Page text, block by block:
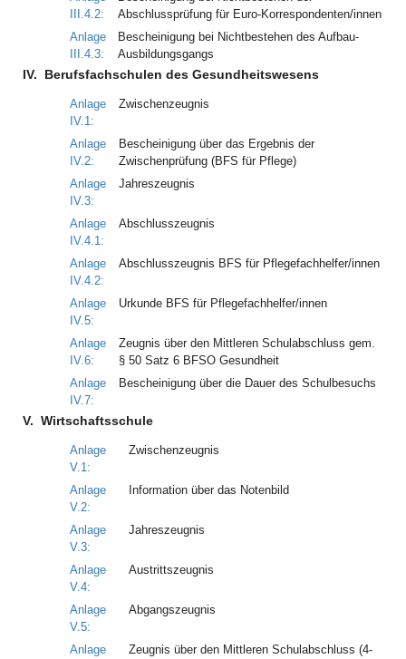
III.4.2:
Abschlussprüfung für Euro-Korrespondenten/innen
Anlage
III.4.3:
Bescheinigung bei Nichtbestehen des Aufbau-
Ausbildungsgangs
IV. Berufsfachschulen des Gesundheitswesens
Anlage
IV.1:
Zwischenzeugnis
Anlage
IV.2:
Bescheinigung über das Ergebnis der
Zwischenprüfung (BFS für Pflege)
Anlage
IV.3:
Jahreszeugnis
Anlage
IV.4.1:
Abschlusszeugnis
Anlage
IV.4.2:
Abschlusszeugnis BFS für Pflegefachhelfer/innen
Anlage
IV.5:
Urkunde BFS für Pflegefachhelfer/innen
Anlage
IV.6:
Zeugnis über den Mittleren Schulabschluss gem.
§ 50 Satz 6 BFSO Gesundheit
Anlage
IV.7:
Bescheinigung über die Dauer des Schulbesuchs
V. Wirtschaftsschule
Anlage
V.1:
Zwischenzeugnis
Anlage
V.2:
Information über das Notenbild
Anlage
V.3:
Jahreszeugnis
Anlage
V.4:
Austrittszeugnis
Anlage
V.5:
Abgangszeugnis
Anlage
Zeugnis über den Mittleren Schulabschluss (4-